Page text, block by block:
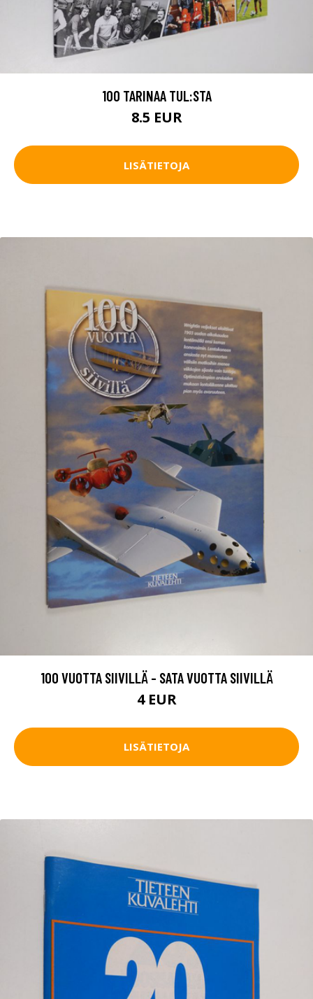
100 TARINAA TUL:STA
8.5 EUR
LISÄTIETOJA
100 VUOTTA SIIVILLÄ - SATA VUOTTA SIIVILLÄ
4 EUR
LISÄTIETOJA